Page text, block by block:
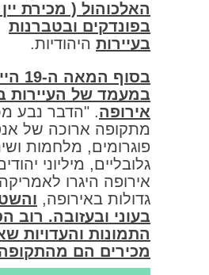
האלכוהול ( מכירת
בפונדקים ובטברנות
בעיירות היהודיות.
בסוף
במעמד של העיירות
אירופה. "הדבר נבע
מתקופה ארוכה של
פוגרומים, מלחמות
גלובליים, מיליוני
אירופה היגרו
גדולות באירופה,
בעוני ובעזובה. רוב
התמונות והעדויות
מכירים הם